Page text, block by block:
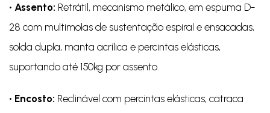
• Assento: Retrátil, mecanismo metálico, em espuma D-
28 com multimolas de sustentação espiral e ensacadas,
solda dupla, manta acrílica e percintas elásticas,
suportando até 150kg por assento.
• Encosto: Reclinável com percintas elásticas, catraca